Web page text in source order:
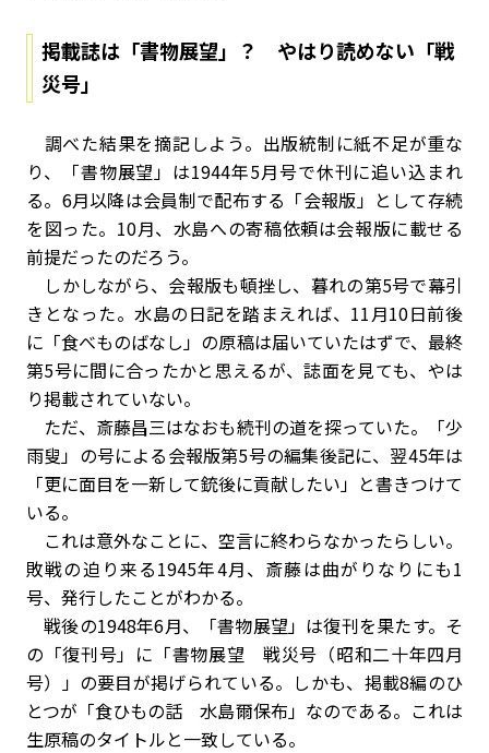
掲載誌は「書物展望」？ やはり読めない「戦
災号」
調べた結果を摘記しよう。出版統制に紙不足が重な
り、「書物展望」は1944年5月号で休刊に追い込まれ
る。6月以降は会員制で配布する「会報版」として存続
を図った。10月、水島への寄稿依頼は会報版に載せる
前提だったのだろう。
しかしながら、会報版も頓挫し、暮れの第5号で幕引
きとなった。水島の日記を踏まえれば、11月10日前後
に「食べものばなし」の原稿は届いていたはずで、最終
第5号に間に合ったかと思えるが、誌面を見ても、やは
り掲載されていない。
ただ、斎藤昌三はなおも続刊の道を探っていた。「少
雨叟」の号による会報版第5号の編集後記に、翌45年は
「更に面目を一新して銃後に貢献したい」と書きつけて
いる。
これは意外なことに、空言に終わらなかったらしい。
敗戦の迫り来る1945年4月、斎藤は曲がりなりにも1
号、発行したことがわかる。
戦後の1948年6月、「書物展望」は復刊を果たす。そ
の「復刊号」に「書物展望 戦災号（昭和二十年四月
号）」の要目が掲げられている。しかも、掲載8編のひ
とつが「食ひもの話 水島爾保布」なのである。これは
生原稿のタイトルと一致している。